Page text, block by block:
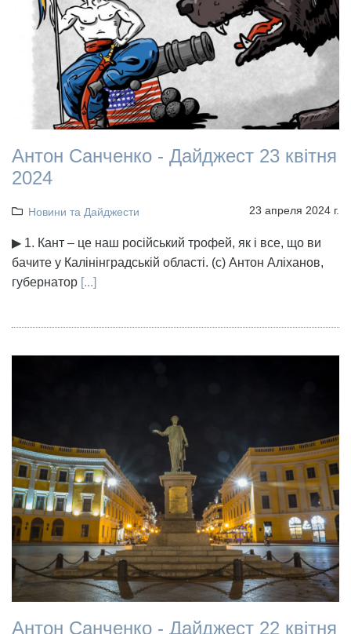
Антон Санченко - Дайджест 23 квітня
2024
Новини та Дайджести 23 апреля 2024 г.
▶ 1. Кант – це наш російський трофей, як і все, що ви
бачите у Калінінградській області. (с) Антон Аліханов,
губернатор [...]
Антон Санченко - Дайджест 22 квітня